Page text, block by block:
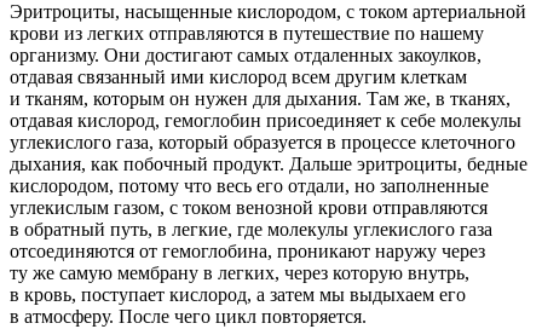
Эритроциты, насыщенные кислородом, с током артериальной
крови из легких отправляются в путешествие по нашему
организму. Они достигают самых отдаленных закоулков,
отдавая связанный ими кислород всем другим клеткам
и тканям, которым он нужен для дыхания. Там же, в тканях,
отдавая кислород, гемоглобин присоединяет к себе молекулы
углекислого газа, который образуется в процессе клеточного
дыхания, как побочный продукт. Дальше эритроциты, бедные
кислородом, потому что весь его отдали, но заполненные
углекислым газом, с током венозной крови отправляются
в обратный путь, в легкие, где молекулы углекислого газа
отсоединяются от гемоглобина, проникают наружу через
ту же самую мембрану в легких, через которую внутрь,
в кровь, поступает кислород, а затем мы выдыхаем его
в атмосферу. После чего цикл повторяется.